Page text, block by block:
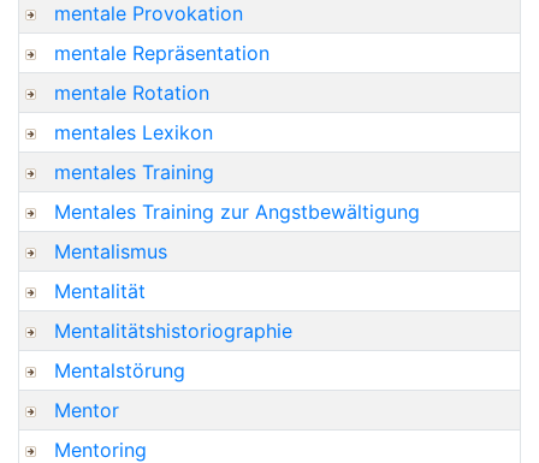
mentale Provokation
mentale Repräsentation
mentale Rotation
mentales Lexikon
mentales Training
Mentales Training zur Angstbewältigung
Mentalismus
Mentalität
Mentalitätshistoriographie
Mentalstörung
Mentor
Mentoring